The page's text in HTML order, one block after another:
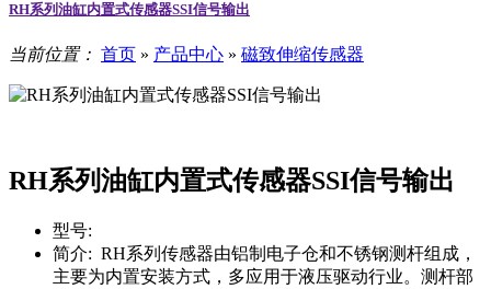
RH系列油缸内置式传感器SSI信号输出
当前位置： 首页 » 产品中心 » 磁致伸缩传感器
RH系列油缸内置式传感器SSI信号输出
型号:
简介: RH系列传感器由铝制电子仓和不锈钢测杆组成，
主要为内置安装方式，多应用于液压驱动行业。测杆部